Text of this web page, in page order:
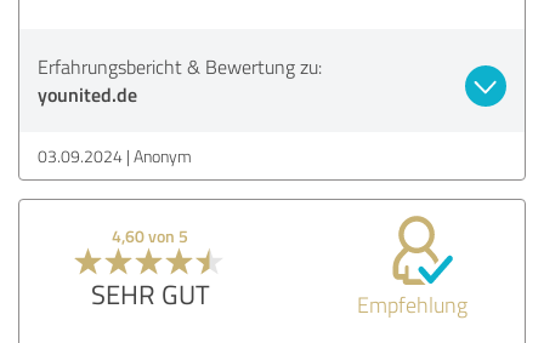
Erfahrungsbericht & Bewertung zu:
younited.de
03.09.2024 Anonym
4,60 von 5
SEHR GUT Empfehlung